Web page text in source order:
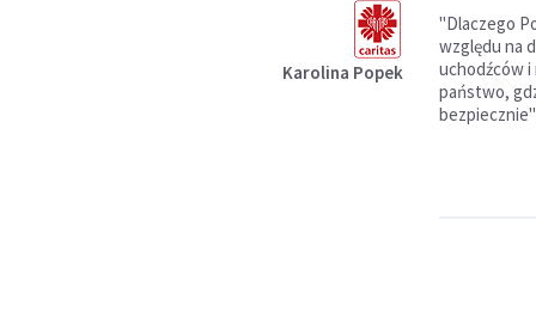
Karolina Popek
"Dlaczego
względu na
uchodźców i
państwo,